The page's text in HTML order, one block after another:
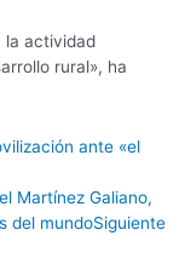
la actividad
rural», ha
ante «el
Martínez Galiano,
del mundoSiguiente